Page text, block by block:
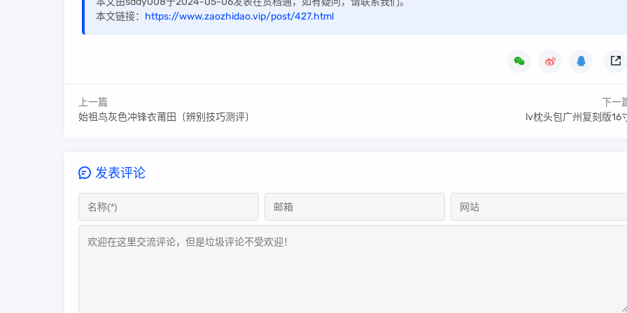
本文链接： https://www.zaozhidao.vip/post/427.html
上一篇
始祖鸟灰色冲锋衣莆田〔辨别技巧测评〕
下一
lv枕头包广州复刻版16
发表评论